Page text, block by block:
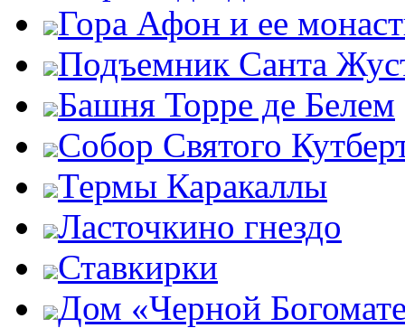
Гора Афон и ее
Подъемник Санта
Башня Торре де Белем
Собор Святого
Термы Каракаллы
Ласточкино гнездо
Ставкирки
Дом «Черной